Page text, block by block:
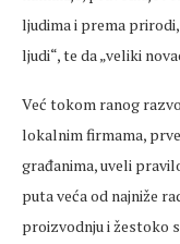
ljudima i prema
ljudi“, te da „veliki
Već tokom ranog
lokalnim firmama,
građanima, uveli
puta veća od najniže
proizvodnju i žestoko